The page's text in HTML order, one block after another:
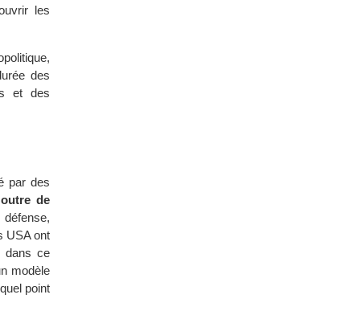
les
des
et des
par des
de
USA ont
dans ce
modèle
point